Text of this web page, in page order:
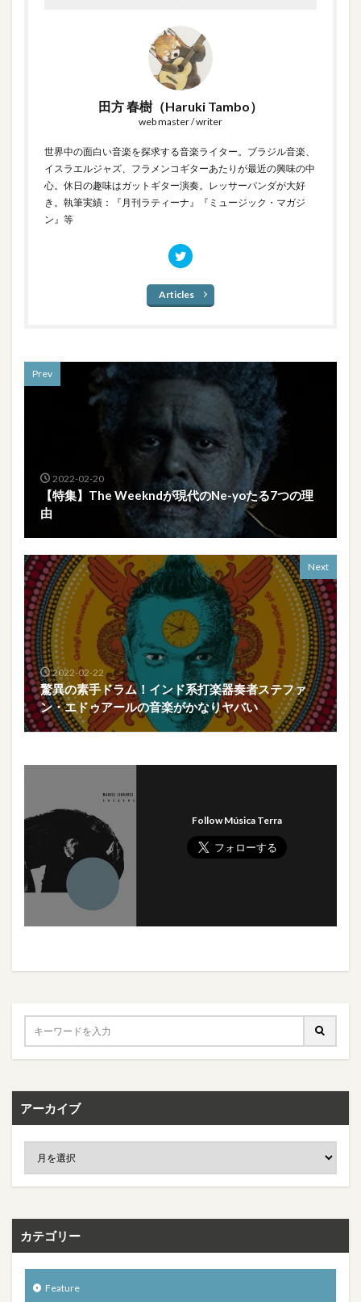
田方 春樹（Haruki Tambo）
web master / writer
世界中の面白い音楽を探求する音楽ライター。ブラジル音楽、
イスラエルジャズ、フラメンコギターあたりが最近の興味の中
心。休日の趣味はガットギター演奏。レッサーパンダが大好
き。執筆実績：『月刊ラティーナ』『ミュージック・マガジ
ン』等
Articles
Prev
2022-02-20
【特集】The Weekndが現代のNe-yoたる7つの理
由
Next
2022-02-22
驚異の素手ドラム！インド系打楽器奏者ステファ
ン・エドゥアールの音楽がかなりヤバい
Follow Música Terra
アーカイブ
カテゴリー
Feature